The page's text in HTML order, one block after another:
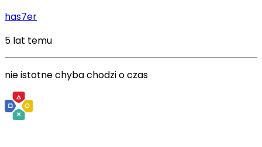
has7er
5 lat temu
nie istotne chyba chodzi o czas